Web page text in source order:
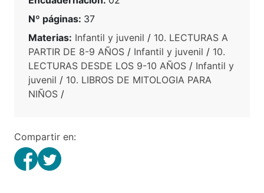
Nº páginas: 37
Materias: Infantil y juvenil / 10. LECTURAS A
PARTIR DE 8-9 AÑOS / Infantil y juvenil / 10.
LECTURAS DESDE LOS 9-10 AÑOS / Infantil y
juvenil / 10. LIBROS DE MITOLOGIA PARA
NIÑOS /
Compartir en: